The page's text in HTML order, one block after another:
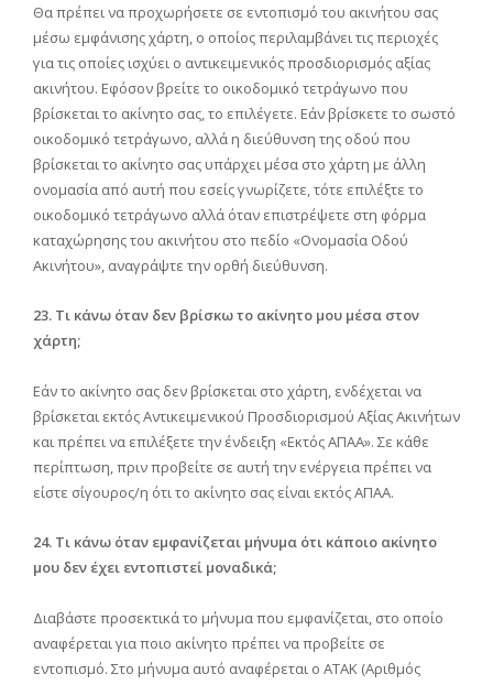
Θα πρέπει να προχωρήσετε σε εντοπισμό του ακινήτου σας
μέσω εμφάνισης χάρτη, ο οποίος περιλαμβάνει τις περιοχές
για τις οποίες ισχύει ο αντικειμενικός προσδιορισμός αξίας
ακινήτου. Εφόσον βρείτε το οικοδομικό τετράγωνο που
βρίσκεται το ακίνητο σας, το επιλέγετε. Εάν βρίσκετε το σωστό
οικοδομικό τετράγωνο, αλλά η διεύθυνση της οδού που
βρίσκεται το ακίνητο σας υπάρχει μέσα στο χάρτη με άλλη
ονομασία από αυτή που εσείς γνωρίζετε, τότε επιλέξτε το
οικοδομικό τετράγωνο αλλά όταν επιστρέψετε στη φόρμα
καταχώρησης του ακινήτου στο πεδίο «Ονομασία Οδού
Ακινήτου», αναγράψτε την ορθή διεύθυνση.
23. Τι κάνω όταν δεν βρίσκω το ακίνητο μου μέσα στον
χάρτη;
Εάν το ακίνητο σας δεν βρίσκεται στο χάρτη, ενδέχεται να
βρίσκεται εκτός Αντικειμενικού Προσδιορισμού Αξίας Ακινήτων
και πρέπει να επιλέξετε την ένδειξη «Εκτός ΑΠΑΑ». Σε κάθε
περίπτωση, πριν προβείτε σε αυτή την ενέργεια πρέπει να
είστε σίγουρος/η ότι το ακίνητο σας είναι εκτός ΑΠΑΑ.
24. Τι κάνω όταν εμφανίζεται μήνυμα ότι κάποιο ακίνητο
μου δεν έχει εντοπιστεί μοναδικά;
Διαβάστε προσεκτικά το μήνυμα που εμφανίζεται, στο οποίο
αναφέρεται για ποιο ακίνητο πρέπει να προβείτε σε
εντοπισμό. Στο μήνυμα αυτό αναφέρεται ο ΑΤΑΚ (Αριθμός